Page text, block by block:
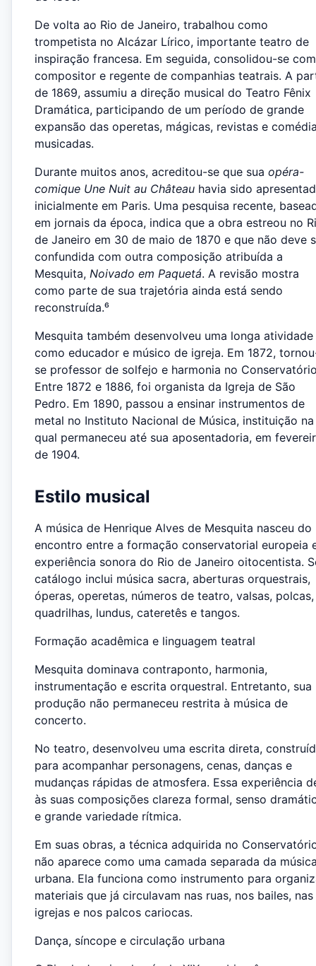
De volta ao Rio de Janeiro, trabalhou como
trompetista no Alcázar Lírico, importante teatro de
inspiração francesa. Em seguida, consolidou-se
compositor e regente de companhias teatrais. A
de 1869, assumiu a direção musical do Teatro Fênix
Dramática, participando de um período de grande
expansão das operetas, mágicas, revistas e
musicadas.
Durante muitos anos, acreditou-se que sua opéra-
comique Une Nuit au Château havia sido
inicialmente em Paris. Uma pesquisa recente,
em jornais da época, indica que a obra estreou no
de Janeiro em 30 de maio de 1870 e que não deve
confundida com outra composição atribuída a
Mesquita, Noivado em Paquetá. A revisão mostra
como parte de sua trajetória ainda está sendo
reconstruída.⁶
Mesquita também desenvolveu uma longa atividade
como educador e músico de igreja. Em 1872,
se professor de solfejo e harmonia no
Entre 1872 e 1886, foi organista da Igreja de São
Pedro. Em 1890, passou a ensinar instrumentos de
metal no Instituto Nacional de Música, instituição na
qual permaneceu até sua aposentadoria, em
de 1904.
Estilo musical
A música de Henrique Alves de Mesquita nasceu do
encontro entre a formação conservatorial europeia
experiência sonora do Rio de Janeiro oitocentista.
catálogo inclui música sacra, aberturas orquestrais,
óperas, operetas, números de teatro, valsas, polcas,
quadrilhas, lundus, cateretês e tangos.
Formação acadêmica e linguagem teatral
Mesquita dominava contraponto, harmonia,
instrumentação e escrita orquestral. Entretanto, sua
produção não permaneceu restrita à música de
concerto.
No teatro, desenvolveu uma escrita direta,
para acompanhar personagens, cenas, danças e
mudanças rápidas de atmosfera. Essa experiência
às suas composições clareza formal, senso
e grande variedade rítmica.
Em suas obras, a técnica adquirida no
não aparece como uma camada separada da
urbana. Ela funciona como instrumento para
materiais que já circulavam nas ruas, nos bailes, nas
igrejas e nos palcos cariocas.
Dança, síncope e circulação urbana